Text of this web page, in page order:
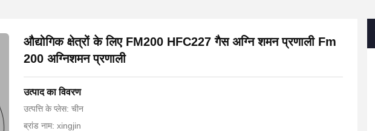
औद्योगिक क्षेत्रों के लिए FM200 HFC227 गैस अग्नि शमन प्रणाली Fm
200 अग्निशमन प्रणाली
उत्पाद का विवरण
उत्पत्ति के प्लेस: चीन
ब्रांड नाम: xingjin